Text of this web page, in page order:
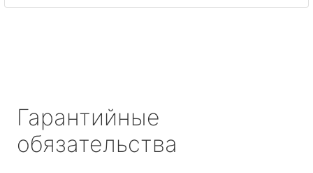
Гарантийные
обязательства